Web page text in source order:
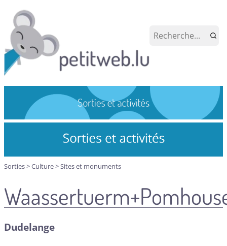
Sorties>Culture>Sites et monuments
Dudelange